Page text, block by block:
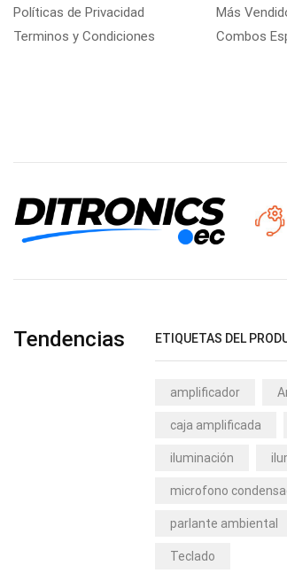
Políticas de Privacidad
Terminos y Condiciones
Más
Combos
Tendencias ETIQUETAS DEL
amplificador
caja amplificada
iluminación
microfono
parlante ambiental
Teclado